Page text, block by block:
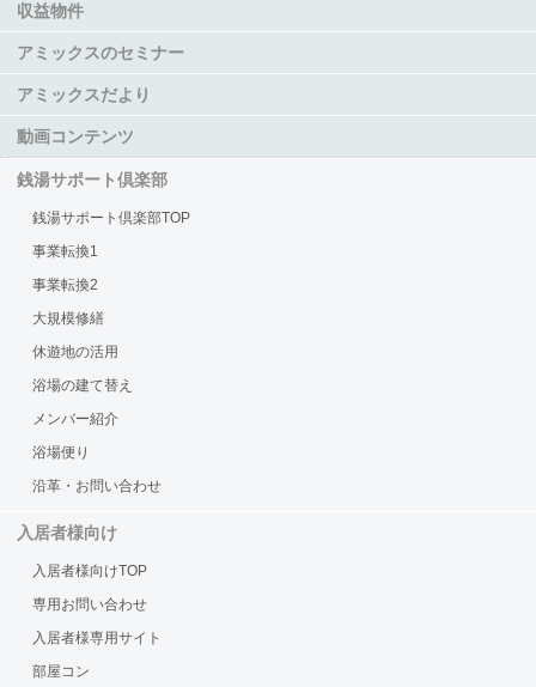
収益物件
アミックスのセミナー
アミックスだより
動画コンテンツ
銭湯サポート倶楽部
銭湯サポート倶楽部TOP
事業転換1
事業転換2
大規模修繕
休遊地の活用
浴場の建て替え
メンバー紹介
浴場便り
沿革・お問い合わせ
入居者様向け
入居者様向けTOP
専用お問い合わせ
入居者様専用サイト
部屋コン